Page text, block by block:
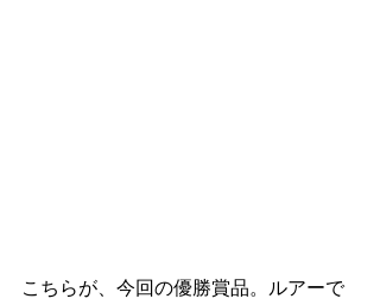
こちらが、今回の優勝賞品。ルアーで